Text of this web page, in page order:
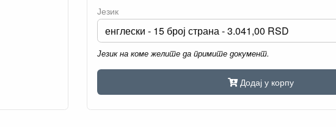
Језик
Језик на коме желите да примите документ.
Додај у корпу